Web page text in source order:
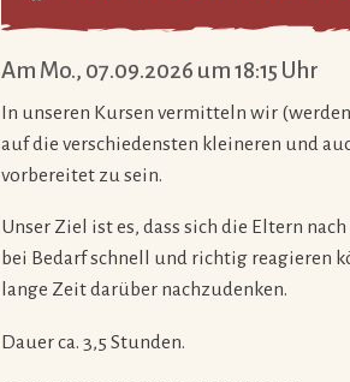
Am Mo., 07.09.2026 um 18:15 Uhr
In unseren Kursen vermitteln wir
auf die verschiedensten kleineren und
vorbereitet zu sein.
Unser Ziel ist es, dass sich die Eltern
bei Bedarf schnell und richtig reagieren
lange Zeit darüber nachzudenken.
Dauer ca. 3,5 Stunden.